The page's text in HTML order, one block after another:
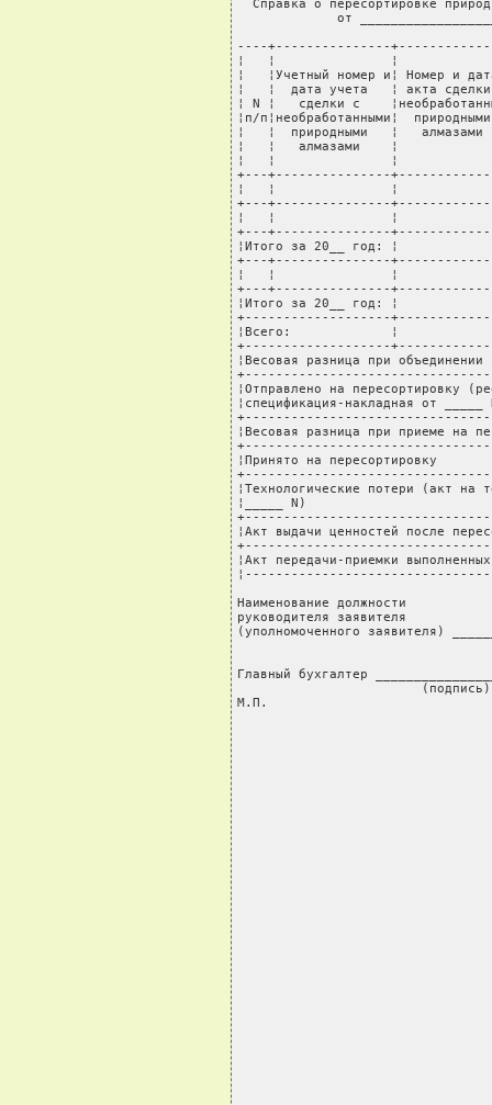
Справка о пересортировке
от
----+---------------
¦   ¦               ¦
¦   ¦Учетный номер и¦ Номер и
¦   ¦  дата учета   ¦ акта
¦ N ¦   сделки с
¦п/п¦необработанными¦
¦   ¦  природными   ¦   алмазами
¦   ¦   алмазами    ¦
¦   ¦               ¦
+---+---------------
¦   ¦               ¦
+---+---------------
¦   ¦               ¦
+---+---------------
¦Итого за 20__ год: ¦
+---+---------------
¦   ¦               ¦
+---+---------------
¦Итого за 20__ год: ¦
+-------------------
¦Всего:             ¦
+-------------------
¦Весовая разница при
¦Отправлено на
¦спецификация-
¦Весовая разница при приеме
¦Принято на
¦Технологические потери (акт
¦_____ N)
¦Акт выдачи ценностей после
¦Акт передачи-приемки
Наименование должности
руководителя заявителя
(уполномоченного заявителя)
Главный бухгалтер
                        (подпись)
М.П.